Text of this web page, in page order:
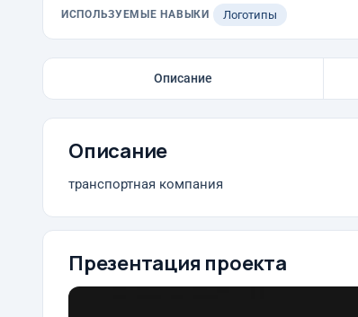
ИСПОЛЬЗУЕМЫЕ НАВЫКИ Логотипы
Описание
Описание
транспортная компания
Презентация проекта